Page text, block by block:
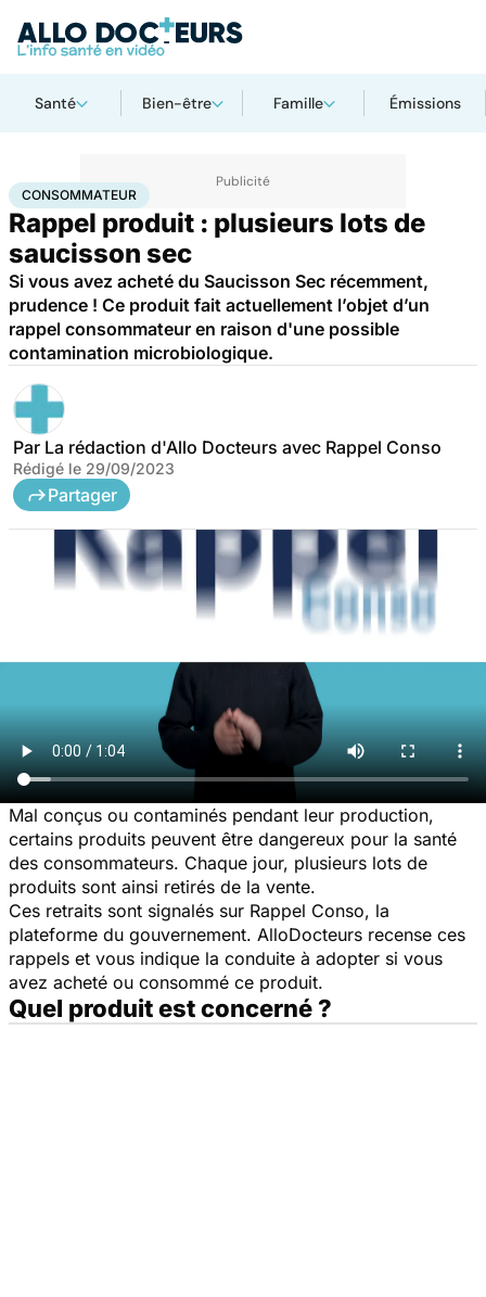
Santé Bien-être Famille Émissions
AccueilSantéConsommateur
CONSOMMATEUR
Rappel produit : plusieurs lots de
saucisson sec
Si vous avez acheté du Saucisson Sec récemment,
prudence ! Ce produit fait actuellement l’objet d’un
rappel consommateur en raison d'une possible
contamination microbiologique.
Par La rédaction d'Allo Docteurs avec Rappel Conso
Rédigé le 29/09/2023
Partager
Mal conçus ou contaminés pendant leur production,
certains produits peuvent être dangereux pour la santé
des consommateurs. Chaque jour, plusieurs lots de
produits sont ainsi retirés de la vente.
Ces retraits sont signalés sur Rappel Conso, la
plateforme du gouvernement. AlloDocteurs recense ces
rappels et vous indique la conduite à adopter si vous
avez acheté ou consommé ce produit.
Quel produit est concerné ?